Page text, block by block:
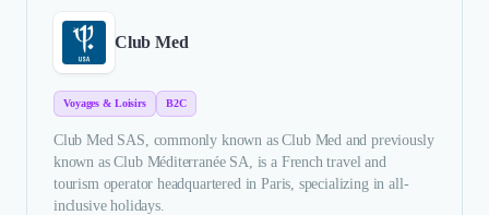
Club Med
Voyages & Loisirs B2C
Club Med SAS, commonly known as Club Med and previously
known as Club Méditerranée SA, is a French travel and
tourism operator headquartered in Paris, specializing in all-
inclusive holidays.